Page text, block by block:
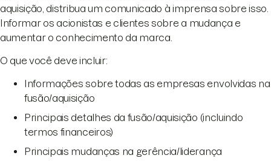
aquisição, distribua um comunicado à imprensa sobre isso.
Informar os acionistas e clientes sobre a mudança e
aumentar o conhecimento da marca.
O que você deve incluir:
Informações sobre todas as empresas envolvidas na
fusão/aquisição
Principais detalhes da fusão/aquisição (incluindo
termos financeiros)
Principais mudanças na gerência/liderança